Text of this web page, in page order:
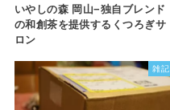
いやしの森 岡山−独自ブレンド
の和創茶を提供するくつろぎサ
ロン
雑記